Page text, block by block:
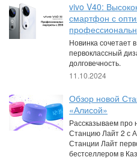
vivo V40:
смартфон с
Новинка сочетает
первоклассный
долговечность.
11.10.2024
Обзор новой
«Алисой»
Рассказываем про
Станцию Лайт 2 с
Станции Лайт
бестселлером в